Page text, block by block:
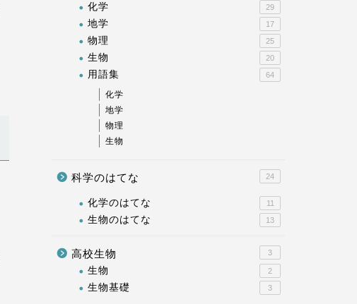
化学 29
地学 17
物理 25
生物 20
用語集 64
化学
地学
物理
生物
科学のはてな 24
化学のはてな 11
生物のはてな 13
高校生物 3
生物 2
生物基礎 3